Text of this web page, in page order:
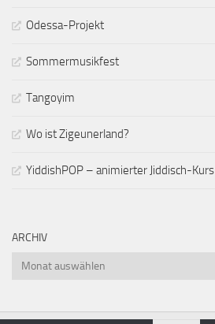
Odessa-Projekt
Sommermusikfest
Tangoyim
Wo ist Zigeunerland?
YiddishPOP – animierter Jiddisch-Kurs
ARCHIV
Archiv